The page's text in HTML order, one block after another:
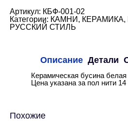
белая
сердце
15×17
Артикул: КБФ-001-02
Категории: КАМНИ , КЕРАМИКА,
РУССКИЙ СТИЛЬ
Описание Детали
Керамическая бусина
Цена указана за пол нити
Похожие